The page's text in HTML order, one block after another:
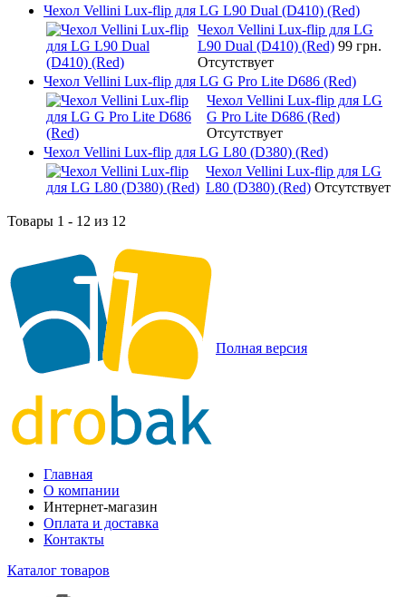
Чехол Vellini Lux-flip для LG L90 Dual (D410) (Red)
Чехол Vellini Lux-flip для LG
L90 Dual (D410) (Red) 99 грн.
Отсутствует
Чехол Vellini Lux-flip для LG G Pro Lite D686 (Red)
Чехол Vellini Lux-flip для LG
G Pro Lite D686 (Red)
Отсутствует
Чехол Vellini Lux-flip для LG L80 (D380) (Red)
Чехол Vellini Lux-flip для LG
L80 (D380) (Red) Отсутствует
Товары 1 - 12 из 12
Полная версия
Главная
О компании
Интернет-магазин
Оплата и доставка
Контакты
Каталог товаров